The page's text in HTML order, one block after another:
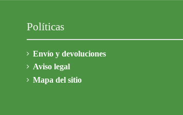
Políticas
Envío y devoluciones
Aviso legal
Mapa del sitio